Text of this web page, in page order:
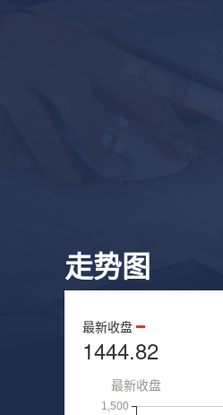
走势图
最新收盘
1444.82